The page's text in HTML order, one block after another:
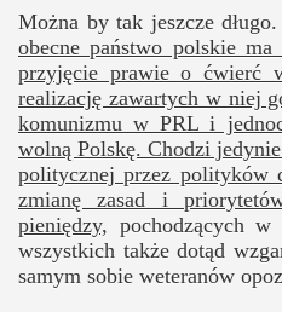
Można by tak jeszcze
obecne państwo polskie
przyjęcie prawie o ćwierć
realizację zawartych w niej
komunizmu w PRL i
wolną Polskę. Chodzi
politycznej przez polityków
zmianę zasad i
pieniędzy, pochodzących
wszystkich także dotąd
samym sobie weteranów